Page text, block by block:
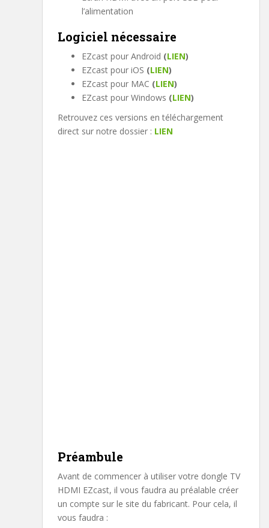
l’alimentation
Logiciel nécessaire
EZcast pour Android (LIEN)
EZcast pour iOS (LIEN)
EZcast pour MAC (LIEN)
EZcast pour Windows (LIEN)
Retrouvez ces versions en téléchargement
direct sur notre dossier : LIEN
Préambule
Avant de commencer à utiliser votre dongle TV
HDMI EZcast, il vous faudra au préalable créer
un compte sur le site du fabricant. Pour cela, il
vous faudra :